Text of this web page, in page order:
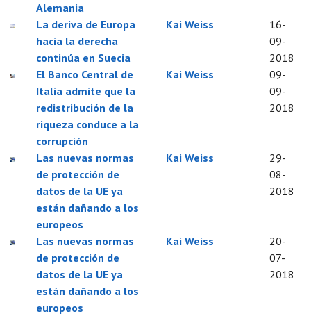
Alemania
La deriva de Europa
hacia la derecha
continúa en Suecia
Kai Weiss
16-
09-
2018
El Banco Central de
Italia admite que la
redistribución de la
riqueza conduce a la
corrupción
Kai Weiss
09-
09-
2018
Las nuevas normas
de protección de
datos de la UE ya
están dañando a los
europeos
Kai Weiss
29-
08-
2018
Las nuevas normas
de protección de
datos de la UE ya
están dañando a los
europeos
Kai Weiss
20-
07-
2018